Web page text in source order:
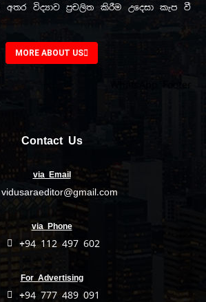
අතර විද්‍යාව ප්‍රචලිත කිරීම උදෙසා කැප වී
MORE ABOUT US
Contact Us
via Email
vidusaraeditor@gmail.com
via Phone
+94 112 497 602
For Advertising
+94 777 489 091